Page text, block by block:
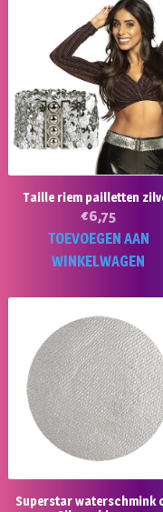
Taille riem pailletten
€6,75
TOEVOEGEN AAN
WINKELWAGEN
Superstar waterschmink